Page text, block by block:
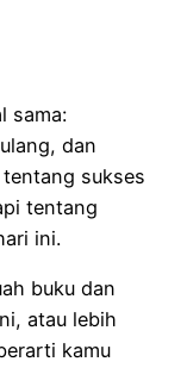
sama:
dan
sukses
tentang
ini.
buku dan
atau lebih
kamu